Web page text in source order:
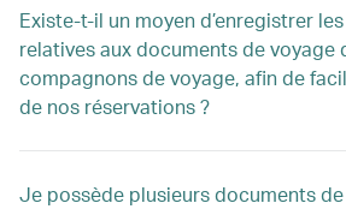
Existe-t-il un moyen d’enregistrer
relatives aux documents de voyage
compagnons de voyage, afin de
de nos réservations ?
Je possède plusieurs documents